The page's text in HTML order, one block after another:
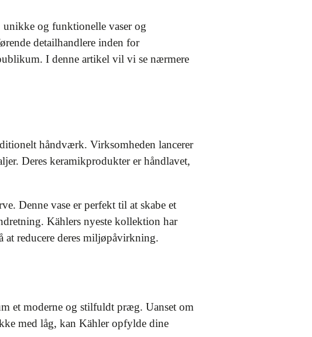
unikke og funktionelle vaser og
detailhandlere inden for
I denne artikel vil vi se nærmere
håndværk. Virksomheden lancerer
Deres keramikprodukter er håndlavet,
Denne vase er perfekt til at skabe et
Kählers nyeste kollektion har
at reducere deres miljøpåvirkning.
et moderne og stilfuldt præg. Uanset om
med låg, kan Kähler opfylde dine